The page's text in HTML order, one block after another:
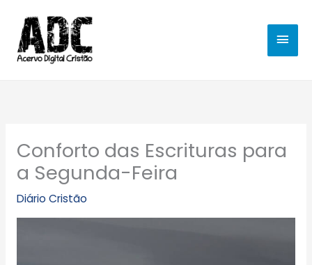
para
conteúdo
Conforto das Escrituras para
a Segunda-Feira
Diário Cristão